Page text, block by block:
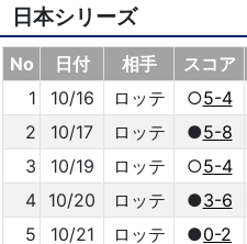
日本シリーズ
No 日付 相手 スコア
1
10/16 ロッテ ○5-4
2
10/17 ロッテ ●5-8
3
10/19 ロッテ ○5-4
4
10/20 ロッテ ●3-6
5
10/21 ロッテ ●0-2